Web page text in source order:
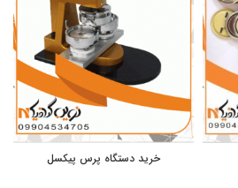
خرید دستگاه پرس پیکسل